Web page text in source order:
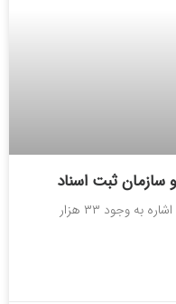
سازمان ثبت اسناد
عصر ارتباط – عضو شورای شهر تهران، با اشاره به وجود ۳۳ هزار